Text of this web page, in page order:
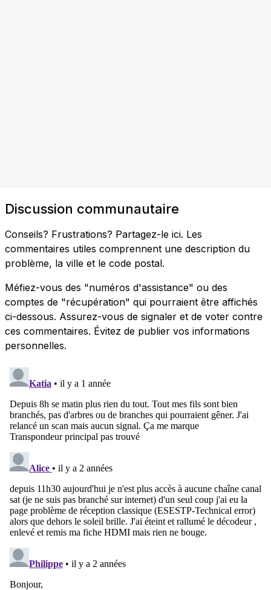
Discussion communautaire
Conseils? Frustrations? Partagez-le ici. Les
commentaires utiles comprennent une description du
problème, la ville et le code postal.
Méfiez-vous des "numéros d'assistance" ou des
comptes de "récupération" qui pourraient être affichés
ci-dessous. Assurez-vous de signaler et de voter contre
ces commentaires. Évitez de publier vos informations
personnelles.